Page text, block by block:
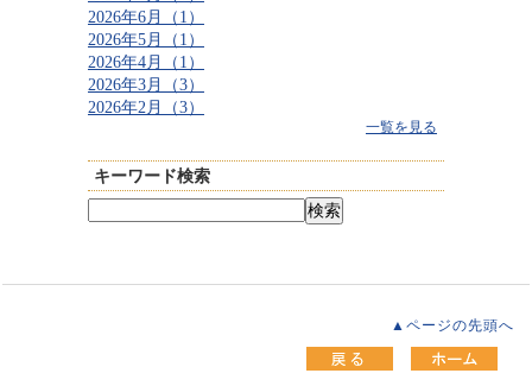
2026年6月（1）
2026年5月（1）
2026年4月（1）
2026年3月（3）
2026年2月（3）
一覧を見る
キーワード検索
▲ページの先頭へ